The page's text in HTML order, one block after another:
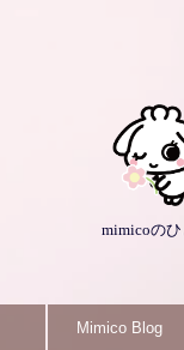
mimicoの
Mimico Blog